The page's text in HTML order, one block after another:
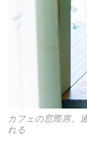
カフェの窓際席。
れる